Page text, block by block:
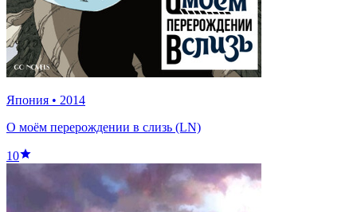
Япония • 2014
О моём перерождении в слизь (LN)
10